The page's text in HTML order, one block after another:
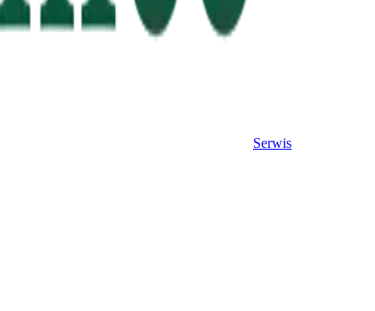
Serwis